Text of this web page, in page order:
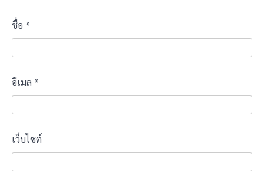
ชื่อ *
อีเมล *
เว็บไซต์